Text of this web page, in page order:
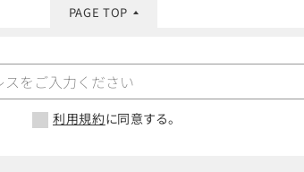
PAGE TOP
利用規約に同意する。